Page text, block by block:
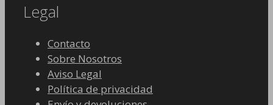
Legal
Contacto
Sobre Nosotros
Aviso Legal
Política de privacidad